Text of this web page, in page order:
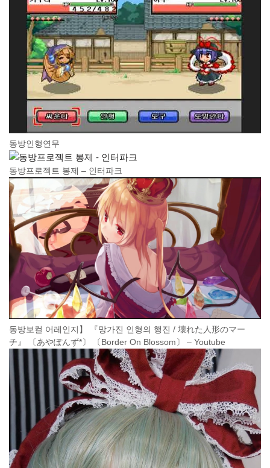
동방인형연무
동방프로젝트 봉제 – 인터파크
동방보컬 어레인지】 『망가진 인형의 행진 / 壊れた人形のマー
チ』 〔あやぽんず*〕 〔Border On Blossom〕 – Youtube